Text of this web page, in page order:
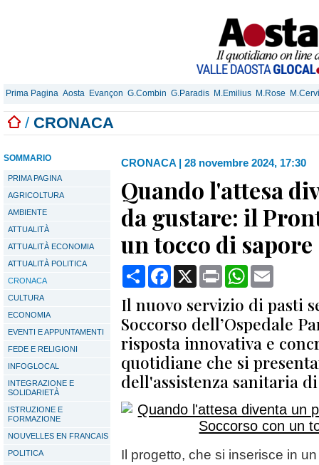
Prima Pagina Aosta Evançon G.Combin G.Paradis M.Emilius M.Rose
/ CRONACA
SOMMARIO
PRIMA PAGINA
AGRICOLTURA
AMBIENTE
ATTUALITÀ
ATTUALITÀ ECONOMIA
ATTUALITÀ POLITICA
CRONACA
CULTURA
ECONOMIA
EVENTI E APPUNTAMENTI
FEDE E RELIGIONI
INFOGLOCAL
INTEGRAZIONE E
SOLIDARIETÀ
ISTRUZIONE E
FORMAZIONE
NOUVELLES EN FRANCAIS
POLITICA
CRONACA | 28 novembre 2024, 17:30
Quando l'attesa
da gustare: il
un tocco di sapore
CondividiFacebook
X Print WhatsApp
Il nuovo servizio di pasti
Soccorso dell’Ospedale
risposta innovativa e
quotidiane che si
dell'assistenza sanitaria
Il progetto, che si inserisce in